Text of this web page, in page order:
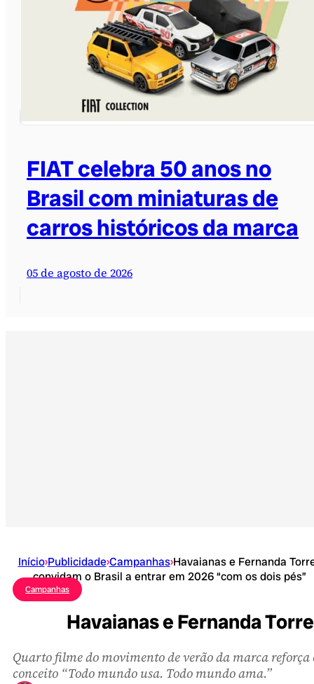
FIAT celebra 50 anos no
Brasil com miniaturas de
carros históricos da marca
05 de agosto de 2026
Início›Publicidade›Campanhas›Havaianas e Fernanda
convidam o Brasil a entrar em 2026 “com os dois pés”
Campanhas
Havaianas e Fernanda
Quarto filme do movimento de verão da marca reforça
conceito “Todo mundo usa. Todo mundo ama.”